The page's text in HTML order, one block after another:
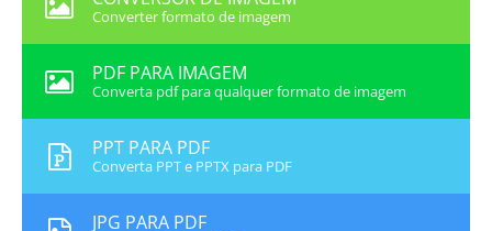
Converter formato de imagem
PDF PARA IMAGEM
Converta pdf para qualquer formato de imagem
PPT PARA PDF
Converta PPT e PPTX para PDF
JPG PARA PDF